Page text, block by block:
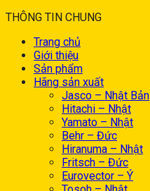
THÔNG TIN CHUNG
Trang chủ
Giới thiệu
Sản phẩm
Hãng sản xuất
Jasco – Nhật Bản
Hitachi – Nhật
Yamato – Nhật
Behr – Đức
Hiranuma – Nhật
Fritsch – Đức
Eurovector – Ý